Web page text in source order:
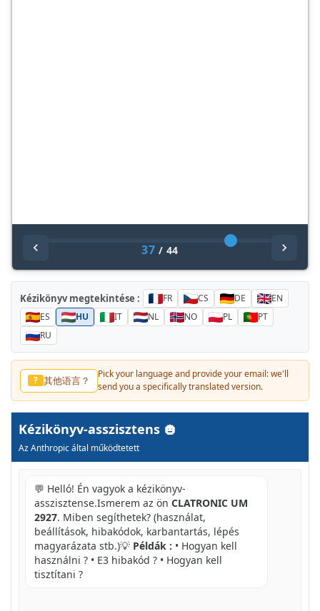
37 / 44
Kézikönyv megtekintése : FR CS DE
EN
ES
HU IT NL NO PL
PT
RU
? 其他语言？
Pick your language and provide your email: we'll
send you a specifically translated version.
Kézikönyv-asszisztens
Az Anthropic által működtetett
💬 Helló! Én vagyok a kézikönyv-
asszisztense.Ismerem az ön CLATRONIC UM
2927. Miben segíthetek? (használat,
beállítások, hibakódok, karbantartás, lépés
magyarázata stb.)💡 Példák : • Hogyan kell
használni ? • E3 hibakód ? • Hogyan kell
tisztítani ?